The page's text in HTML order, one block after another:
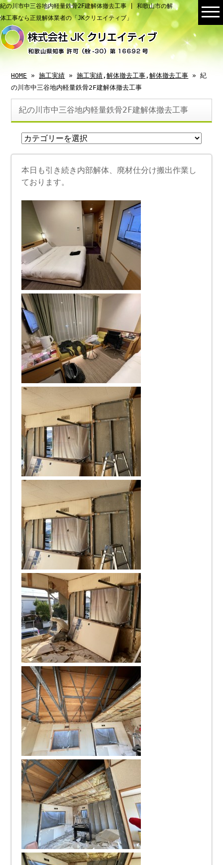
紀の川市中三谷地内軽量鉄骨2F建解体撤去工事 | 和歌山市の解
体工事なら正規解体業者の「JKクリエイティブ」
HOME »施工実績 »施工実績 ,解体撤去工事 ,解体撤去工事 » 紀
の川市中三谷地内軽量鉄骨2F建解体撤去工事
紀の川市中三谷地内軽量鉄骨2F建解体撤去工事
本日も引き続き内部解体、廃材仕分け搬出作業し
ております。